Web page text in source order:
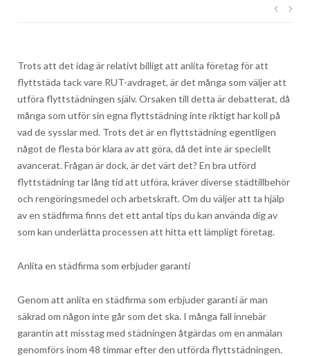
Post
Trots att det idag är relativt billigt att anlita företag för att
flyttstäda tack vare RUT-avdraget, är det många som väljer att
utföra flyttstädningen själv. Orsaken till detta är debatterat, då
många som utför sin egna flyttstädning inte riktigt har koll på
vad de sysslar med. Trots det är en flyttstädning egentligen
något de flesta bör klara av att göra, då det inte är speciellt
avancerat. Frågan är dock, är det värt det? En bra utförd
flyttstädning tar lång tid att utföra, kräver diverse städtillbehör
och rengöringsmedel och arbetskraft. Om du väljer att ta hjälp
av en städfirma finns det ett antal tips du kan använda dig av
som kan underlätta processen att hitta ett lämpligt företag.
Anlita en städfirma som erbjuder garanti
Genom att anlita en städfirma som erbjuder garanti är man
säkrad om någon inte går som det ska. I många fall innebär
garantin att misstag med städningen åtgärdas om en anmälan
genomförs inom 48 timmar efter den utförda flyttstädningen.